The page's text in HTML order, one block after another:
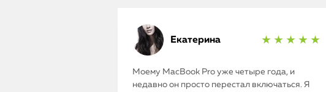
Екатерина ★ ★ ★ ★ ★
Моему MacBook Pro уже четыре года, и
недавно он просто перестал включаться. Я